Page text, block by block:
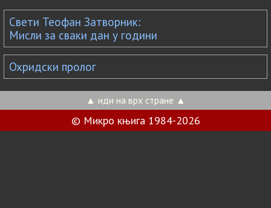
Свети Теофан Затворник:
Мисли за сваки дан у години
Охридски пролог
▲ иди на врх стране ▲
© Микро књига 1984-2026